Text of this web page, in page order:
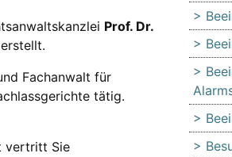
Prof. Dr.
erstellt.
Fachanwalt für
tätig.
vertritt Sie